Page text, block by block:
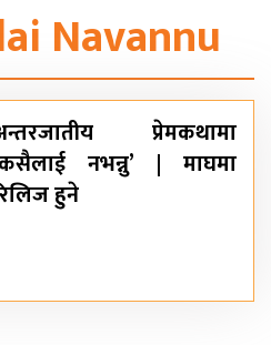
Navannu
प्रेमकथामा
नभन्नु’ | माघमा
हुने